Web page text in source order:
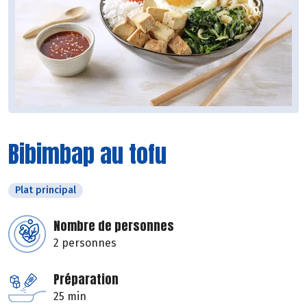
Bibimbap au tofu
Plat principal
Nombre de personnes
2 personnes
Préparation
25 min